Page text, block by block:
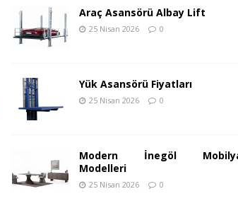
Araç Asansörü Albay Lift
25 Nisan 2026 0
Yük Asansörü Fiyatları
25 Nisan 2026 0
Modern İnegöl
Modelleri
25 Nisan 2026 0